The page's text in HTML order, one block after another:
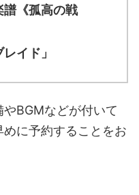
譜《孤高の戦
イド」
BGMなどが付いて
に予約することをお